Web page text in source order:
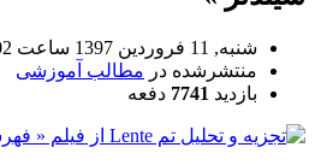
شنبه, 11 فروردين 1397 ساعت 16:02
منتشرشده در مطالب آموزشی
بازدید 7741دفعه